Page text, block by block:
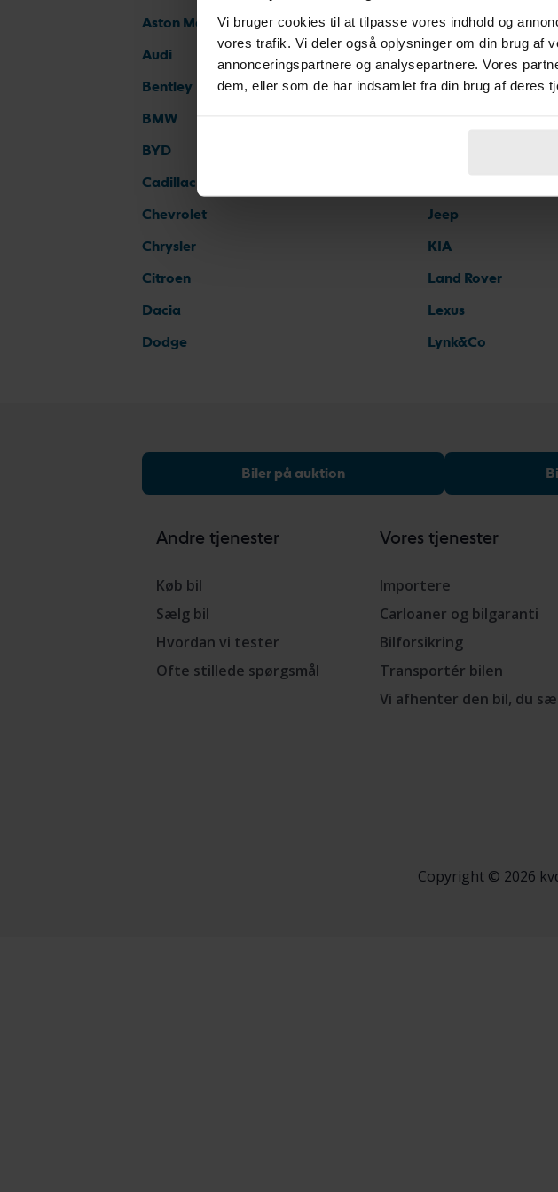
Vi bruger cookies til at tilpasse vores indhold og
vores trafik. Vi deler også oplysninger om din brug af
annonceringspartnere og analysepartnere. Vores
dem, eller som de har indsamlet fra din brug af deres
Aston Martin
Audi
Bentley
BMW
BYD
Cadillac
Chevrolet
Chrysler
Citroen
Dacia
Dodge
Fiat
Ford
Honda
Jeep
KIA
Land Rover
Lexus
Lynk&Co
Biler på auktion
Andre tjenester
Køb bil
Sælg bil
Hvordan vi tester
Ofte stillede spørgsmål
Vores tjenester
Importere
Carloaner og bilgaranti
Bilforsikring
Transportér bilen
Vi afhenter den bil, du
Copyright © 2026